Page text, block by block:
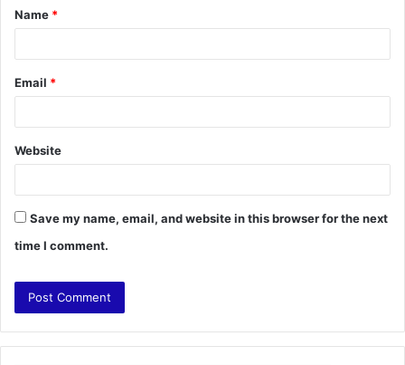
*
Name *
Email *
Website
Save my name, email, and website in this browser for the next
time I comment.